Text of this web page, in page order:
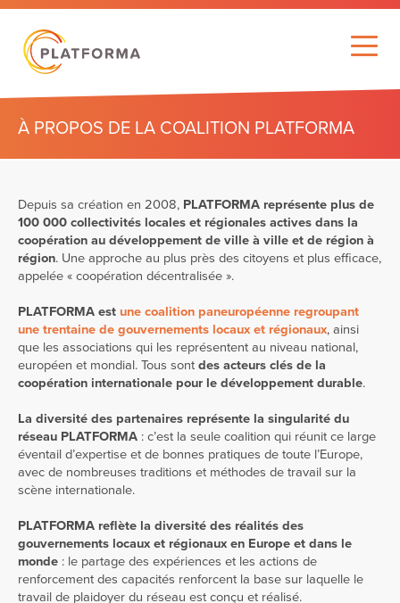
À PROPOS DE LA COALITION PLATFORMA
Depuis sa création en 2008, PLATFORMA représente plus de
100 000 collectivités locales et régionales actives dans la
coopération au développement de ville à ville et de région à
région. Une approche au plus près des citoyens et plus efficace,
appelée « coopération décentralisée ».
PLATFORMA est une coalition paneuropéenne regroupant
une trentaine de gouvernements locaux et régionaux, ainsi
que les associations qui les représentent au niveau national,
européen et mondial. Tous sont des acteurs clés de la
coopération internationale pour le développement durable.
La diversité des partenaires représente la singularité du
réseau PLATFORMA : c’est la seule coalition qui réunit ce large
éventail d’expertise et de bonnes pratiques de toute l’Europe,
avec de nombreuses traditions et méthodes de travail sur la
scène internationale.
PLATFORMA reflète la diversité des réalités des
gouvernements locaux et régionaux en Europe et dans le
monde : le partage des expériences et les actions de
renforcement des capacités renforcent la base sur laquelle le
travail de plaidoyer du réseau est conçu et réalisé.